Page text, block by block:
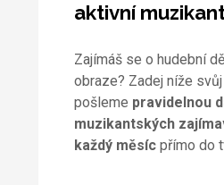
aktivní
Zajímáš se o hudební
obraze? Zadej níže
pošleme pravidelnou
muzikantských
každý měsícpřímo do